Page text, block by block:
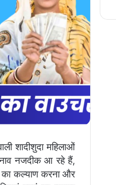
शादीशुदा महिलाओं
नजदीक आ रहे हैं,
का कल्याण करना और